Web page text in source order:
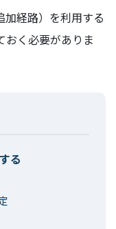
加経路）を利用する
おく必要がありま
る